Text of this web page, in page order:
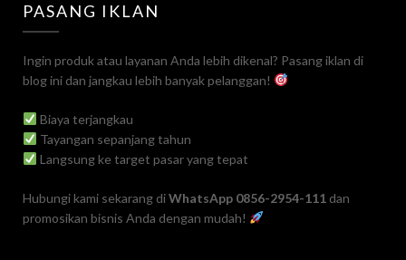
PASANG IKLAN
Ingin produk atau layanan Anda lebih dikenal? Pasang iklan di
blog ini dan jangkau lebih banyak pelanggan!
Biaya terjangkau
Tayangan sepanjang tahun
Langsung ke target pasar yang tepat
Hubungi kami sekarang diWhatsApp 0856-2954-111 dan
promosikan bisnis Anda dengan mudah!